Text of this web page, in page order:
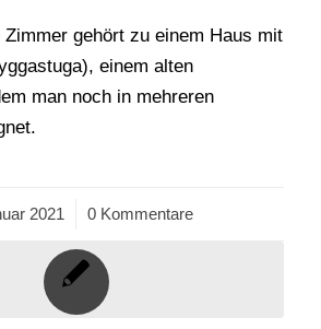
Zimmer gehört zu einem Haus mit
einem alten
man noch in mehreren
2021
/ 0 Kommentare